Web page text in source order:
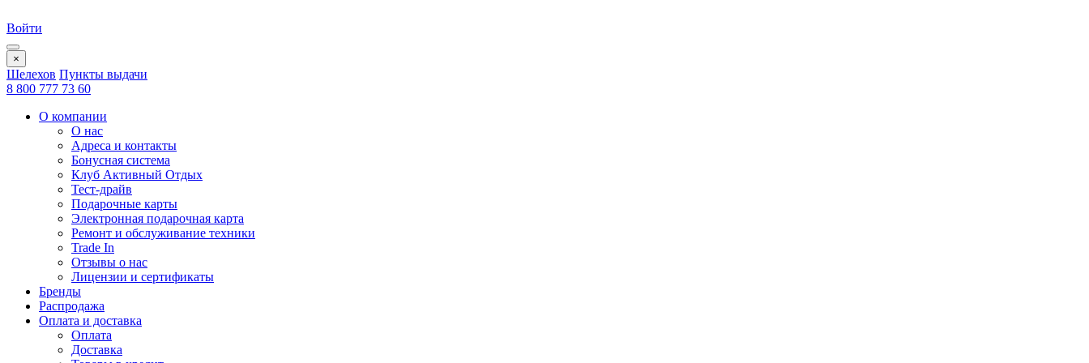
Войти
×
Шелехов Пункты выдачи
8 800 777 73 60
О компании
О нас
Адреса и контакты
Бонусная система
Клуб Активный Отдых
Тест-драйв
Подарочные карты
Электронная подарочная карта
Ремонт и обслуживание техники
Trade In
Отзывы о нас
Лицензии и сертификаты
Бренды
Распродажа
Оплата и доставка
Оплата
Доставка